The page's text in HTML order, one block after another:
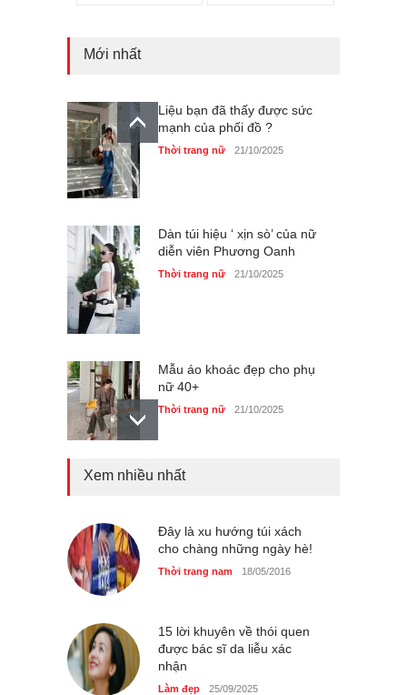
Mới nhất
Liệu bạn đã thấy được sức
mạnh của phối đồ ?
Thời trang nữ 21/10/2025
Dàn túi hiệu ‘ xịn sò’ của nữ
diễn viên Phương Oanh
Thời trang nữ 21/10/2025
Mẫu áo khoác đẹp cho phụ
nữ 40+
Thời trang nữ 21/10/2025
Chiếc áo dài cưới của Hoa
sáng tạo mới của giới trẻ
Thời trang nữ 21/10/2025
Xem nhiều nhất
Đây là xu hướng túi xách
cho chàng những ngày hè!
Thời trang nam 18/05/2016
15 lời khuyên về thói quen
được bác sĩ da liễu xác
nhận
Làm đẹp 25/09/2025